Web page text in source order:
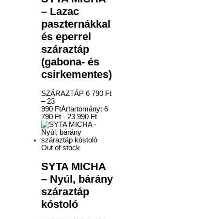
– Lazac
paszternákkal
és eperrel
száraztáp
(gabona- és
csirkementes)
SZÁRAZTÁP6 790 Ft
– 23
990 FtÁrtartomány: 6
790 Ft - 23 990 Ft
Out of stock
SYTA MICHA
– Nyúl, bárány
száraztáp
kóstoló